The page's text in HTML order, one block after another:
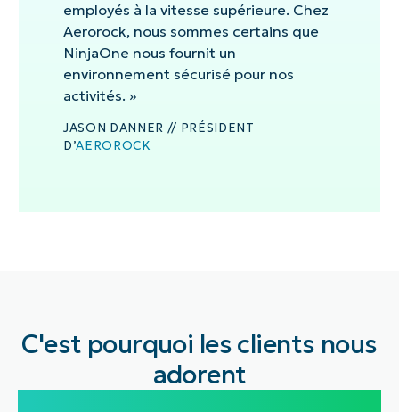
employés à la vitesse supérieure. Chez
Aerorock, nous sommes certains que
NinjaOne nous fournit un
environnement sécurisé pour nos
activités. »
JASON DANNER // PRÉSIDENT
D’AEROROCK
C'est pourquoi les clients nous
adorent